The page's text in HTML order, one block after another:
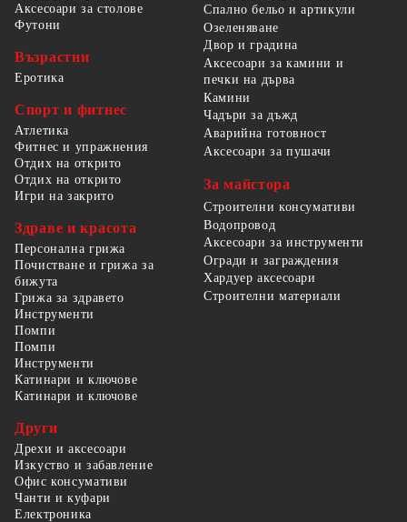
Аксесоари за столове
Футони
Възрастни
Еротика
Спорт и фитнес
Атлетика
Фитнес и упражнения
Отдих на открито
Отдих на открито
Игри на закрито
Здраве и красота
Персонална грижа
Почистване и грижа за
бижута
Грижа за здравето
Спално бельо и артикули
Озеленяване
Двор и градина
Аксесоари за камини и
печки на дърва
Камини
Чадъри за дъжд
Аварийна готовност
Аксесоари за пушачи
За майстора
Строителни консумативи
Водопровод
Аксесоари за инструменти
Огради и заграждения
Хардуер аксесоари
Строителни материали
Инструменти
Помпи
Помпи
Инструменти
Катинари и ключове
Катинари и ключове
Други
Дрехи и аксесоари
Изкуство и забавление
Офис консумативи
Чанти и куфари
Електроника